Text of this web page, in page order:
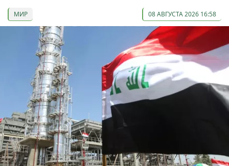
МИР 08 АВГУСТА 2026 16:58